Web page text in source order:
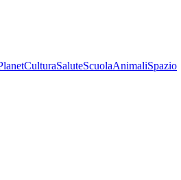
CulturaSaluteScuolaAnimaliSpazio